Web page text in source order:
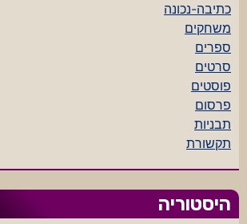
כתיבה-נכונה
משחקים
ספרים
סרטים
פוסטים
פרסום
תבניות
תקשורת
היסטוריה